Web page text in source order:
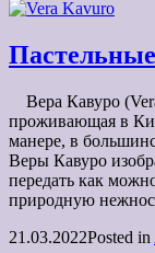
Вера Кавуро
проживающая в
манере, в
Веры Кавуро
передать как
природную
21.03.2022Posted in